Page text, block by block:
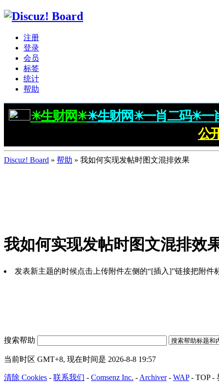
注册
登录
会员
标签
统计
帮助
☀生财网☀☀生财网☀一肖二码☀一
公
Discuz! Board » 帮助 » 我如何实现发帖时图文混排效果
我如何实现发帖时图文混排效
发表新主题的时候点击上传附件左侧的“[插入]”链接把附
搜索帮助
当前时区 GMT+8, 现在时间是 2026-8-8 19:57
清除 Cookies - 联系我们 - Comsenz Inc. - Archiver- WAP- TOP-